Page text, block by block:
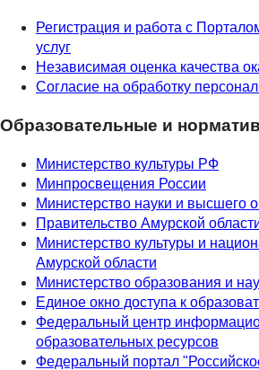
Регистрация и работа с
услуг
Независимая оценка качества
Согласие на обработку
Образовательные и
Министерство культуры РФ
Минпросвещения России
Министерство науки и высшего
Правительство Амурской
Министерство культуры и
Амурской области
Министерство образования и
Единое окно доступа к
Федеральный центр
образовательных ресурсов
Федеральный портал